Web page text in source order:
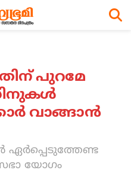
പുറമേ
വാങ്ങാന്‍
യോഗം